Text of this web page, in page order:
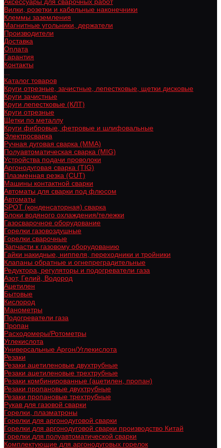
Вилки, розетки и кабельные наконечники
Клеммы заземления
Магнитные угольники, держатели
Производители
Доставка
Оплата
Гарантия
Контакты
Каталог товаров
Круги отрезные, зачистные, лепестковые, щетки дисковые
Круги зачистные
Круги лепестковые (КЛТ)
Круги отрезные
Щетки по металлу
Круги фибровые, фетровые и шлифовальные
Электросварка
Ручная дуговая сварка (MMA)
Полуавтоматическая сварка (MIG)
Устройства подачи проволоки
Аргонодуговая сварка (TIG)
Плазменная резка (CUT)
Машины контактной сварки
Автоматы для сварки под флюсом
Автоматы
SPOT (конденсаторная) сварка
Блоки водяного охлаждения/тележки
Газосварочное оборудование
Горелки газовоздушные
Горелки сварочные
Запчасти к газовому оборудованию
Гайки накидные, ниппеля, переходники и тройники
Клапаны обратные и огнепреградительные
Редуктора, регуляторы и подогреватели газа
Азот, Гелий, Водород
Ацетилен
Бытовые
Кислород
Манометры
Подогреватели газа
Пропан
Расходомеры/Ротометры
Углекислота
Универсальные Аргон/Углекислота
Резаки
Резаки ацетиленовые двухтрубные
Резаки ацетиленовые трехтрубные
Резаки комбинированные (ацетилен, пропан)
Резаки пропановые двухтрубные
Резаки пропановые трехтрубные
Рукав для газовой сварки
Горелки, плазматроны
Горелки для аргонодуговой сварки
Горелки для аргонодуговой сварки производство Китай
Горелки для полуавтоматической сварки
Комплектующие для аргонодуговых горелок